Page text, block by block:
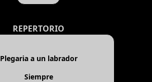
REPERTORIO
Plegaria a un labrador
Siempre